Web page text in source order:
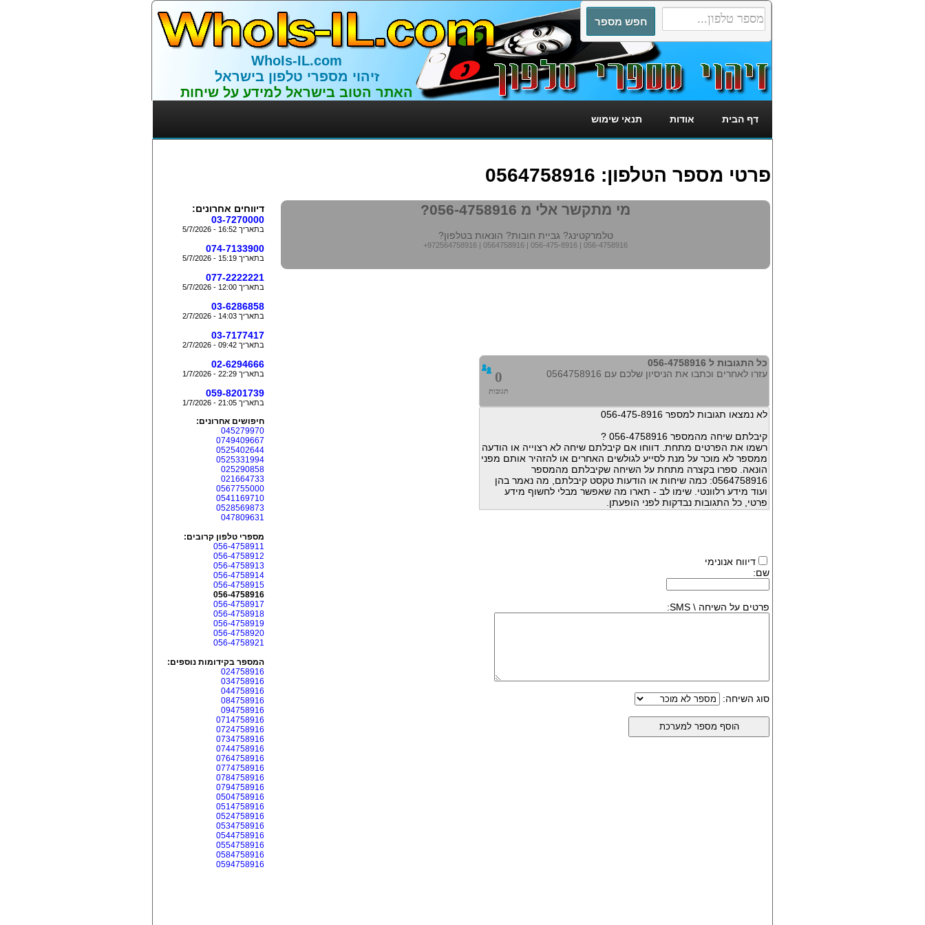
WhoIs-IL.com
זיהוי מספרי טלפון בישראל
האתר הטוב בישראל למידע על שיחות
דף הבית אודות תנאי שימוש
פרטי מספר הטלפון: 0564758916
מי מתקשר אלי מ 056-4758916?
טלמרקטינג? גביית חובות? הונאות בטלפון?
+972564758916 | 0564758916 | 056-475-8916 | 056-4758916
0
תגובות
כל התגובות ל 056-4758916
עזרו לאחרים וכתבו את הניסיון שלכם עם 0564758916
לא נמצאו תגובות למספר 056-475-8916
קיבלתם שיחה מהמספר 056-4758916 ?
רשמו את הפרטים מתחת. דווחו אם קיבלתם שיחה לא רצוייה או הודעה
ממספר לא מוכר על מנת לסייע לגולשים האחרים או להזהיר אותם מפני
הונאה. ספרו בקצרה מתחת על השיחה שקיבלתם מהמספר
0564758916: כמה שיחות או הודעות טקסט קיבלתם, מה נאמר בהן
ועוד מידע רלוונטי. שימו לב - תארו מה שאפשר מבלי לחשוף מידע
פרטי, כל התגובות נבדקות לפני הופעתן.
דיווח אנונימי
שם:
פרטים על השיחה \ SMS:
סוג השיחה:
דיווחים אחרונים:
03-7270000
בתאריך 16:52 - 5/7/2026
074-7133900
בתאריך 15:19 - 5/7/2026
077-2222221
בתאריך 12:00 - 5/7/2026
03-6286858
בתאריך 14:03 - 2/7/2026
03-7177417
בתאריך 09:42 - 2/7/2026
02-6294666
בתאריך 22:29 - 1/7/2026
059-8201739
בתאריך 21:05 - 1/7/2026
חיפושים אחרונים:
045279970
0749409667
0525402644
0525331994
025290858
021664733
0567755000
0541169710
0528569873
047809631
מספרי טלפון קרובים:
056-4758911
056-4758912
056-4758913
056-4758914
056-4758915
056-4758916
056-4758917
056-4758918
056-4758919
056-4758920
056-4758921
המספר בקידומות נוספים:
024758916
034758916
044758916
084758916
094758916
0714758916
0724758916
0734758916
0744758916
0764758916
0774758916
0784758916
0794758916
0504758916
0514758916
0524758916
0534758916
0544758916
0554758916
0584758916
0594758916